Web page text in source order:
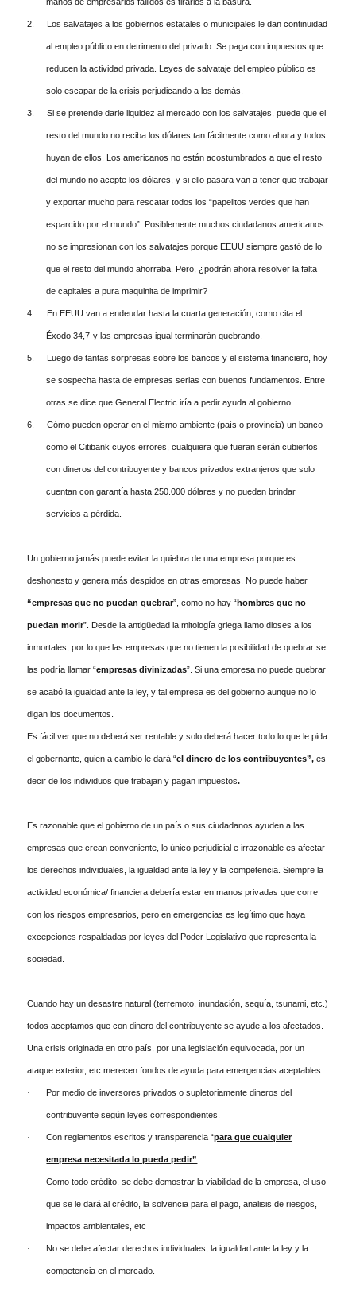
2. Los salvatajes a los gobiernos estatales o municipales le dan continuidad
al empleo público en detrimento del privado. Se paga con impuestos que
reducen la actividad privada. Leyes de salvataje del empleo público es
solo escapar de la crisis perjudicando a los demás.
3. Si se pretende darle liquidez al mercado con los salvatajes, puede que el
resto del mundo no reciba los dólares tan fácilmente como ahora y todos
huyan de ellos. Los americanos no están acostumbrados a que el resto
del mundo no acepte los dólares, y si ello pasara van a tener que trabajar
y exportar mucho para rescatar todos los “papelitos verdes que han
esparcido por el mundo”. Posiblemente muchos ciudadanos americanos
no se impresionan con los salvatajes porque EEUU siempre gastó de lo
que el resto del mundo ahorraba. Pero, ¿podrán ahora resolver la falta
de capitales a pura maquinita de imprimir?
4. En EEUU van a endeudar hasta la cuarta generación, como cita el
Éxodo 34,7 y las empresas igual terminarán quebrando.
5. Luego de tantas sorpresas sobre los bancos y el sistema financiero, hoy
se sospecha hasta de empresas serias con buenos fundamentos. Entre
otras se dice que General Electric iría a pedir ayuda al gobierno.
6. Cómo pueden operar en el mismo ambiente (país o provincia) un banco
como el Citibank cuyos errores, cualquiera que fueran serán cubiertos
con dineros del contribuyente y bancos privados extranjeros que solo
cuentan con garantía hasta 250.000 dólares y no pueden brindar
servicios a pérdida.
Un gobierno jamás puede evitar la quiebra de una empresa porque es
deshonesto y genera más despidos en otras empresas. No puede haber
“empresas que no puedan quebrar”, como no hay “hombres que no
puedan morir”. Desde la antigüedad la mitología griega llamo dioses a los
inmortales, por lo que las empresas que no tienen la posibilidad de quebrar se
las podría llamar “empresas divinizadas”. Si una empresa no puede quebrar
se acabó la igualdad ante la ley, y tal empresa es del gobierno aunque no lo
digan los documentos.
Es fácil ver que no deberá ser rentable y solo deberá hacer todo lo que le pida
el gobernante, quien a cambio le dará “el dinero de los contribuyentes”,es
decir de los individuos que trabajan y pagan impuestos.
Es razonable que el gobierno de un país o sus ciudadanos ayuden a las
empresas que crean conveniente, lo único perjudicial e irrazonable es afectar
los derechos individuales, la igualdad ante la ley y la competencia. Siempre la
actividad económica/ financiera debería estar en manos privadas que corre
con los riesgos empresarios, pero en emergencias es legítimo que haya
excepciones respaldadas por leyes del Poder Legislativo que representa la
sociedad.
Cuando hay un desastre natural (terremoto, inundación, sequía, tsunami, etc.)
todos aceptamos que con dinero del contribuyente se ayude a los afectados.
Una crisis originada en otro país, por una legislación equivocada, por un
ataque exterior, etc merecen fondos de ayuda para emergencias aceptables
· Por medio de inversores privados o supletoriamente dineros del
contribuyente según leyes correspondientes.
· Con reglamentos escritos y transparencia “para que cualquier
empresa necesitada lo pueda pedir”
· Como todo crédito, se debe demostrar la viabilidad de la empresa, el uso
que se le dará al crédito, la solvencia para el pago, analisis de riesgos,
impactos ambientales, etc
· No se debe afectar derechos individuales, la igualdad ante la ley y la
competencia en el mercado.